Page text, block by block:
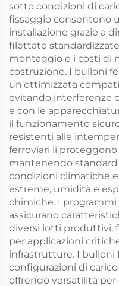
sotto condizioni di
fissaggio consentono
installazione grazie a
filettate
montaggio e i costi di
costruzione. I bulloni
un’ottimizzata
evitando interferenze
e con le
il funzionamento
resistenti alle
ferroviari li
mantenendo
condizioni climatiche
estreme, umidità e
chimiche. I programmi
assicurano
diversi lotti produttivi,
per applicazioni
infrastrutture. I bulloni
configurazioni di
offrendo versatilità